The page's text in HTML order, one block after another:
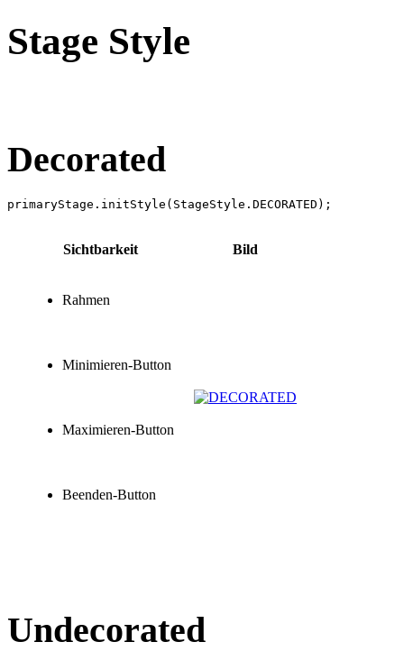
Stage Style
Decorated
Sichtbarkeit Bild
Rahmen
Minimieren-Button
Maximieren-Button
Beenden-Button
Undecorated